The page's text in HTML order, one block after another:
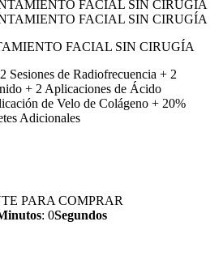
FACIAL SIN CIRUGÍA
Sesiones de Radiofrecuencia + 2
+ 2 Aplicaciones de Ácido
de Velo de Colágeno + 20%
Adicionales
PARA COMPRAR
: 0Segundos